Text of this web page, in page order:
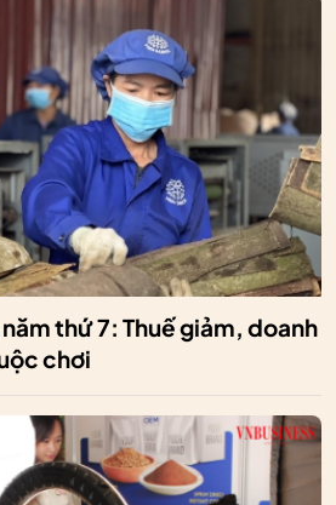
thứ 7: Thuế giảm, doanh
chơi